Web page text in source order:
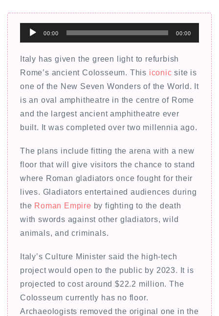
声
プ
レ
ー
ヤ
ー
00:00 00:00
Italy has given the green light to refurbish
Rome’s ancient Colosseum. This iconic site is
one of the New Seven Wonders of the World. It
is an oval amphitheatre in the centre of Rome
and the largest ancient amphitheatre ever
built. It was completed over two millennia ago.
The plans include fitting the arena with a new
floor that will give visitors the chance to stand
where Roman gladiators once fought for their
lives. Gladiators entertained audiences during
the Roman Empire by fighting to the death
with swords against other gladiators, wild
animals, and criminals.
Italy’s Culture Minister said the high-tech
project would open to the public by 2023. It is
projected to cost around $22.2 million. The
Colosseum currently has no floor.
Archaeologists removed the original one in the